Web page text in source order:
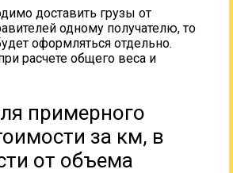
доставить грузы от
одному получателю, то
оформляться отдельно.
расчете общего веса и
примерного
за км, в
от объема